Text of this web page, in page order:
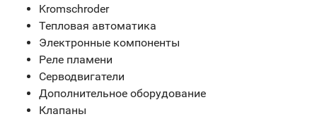
Kromschroder
Тепловая автоматика
Электронные компоненты
Реле пламени
Серводвигатели
Дополнительное оборудование
Клапаны